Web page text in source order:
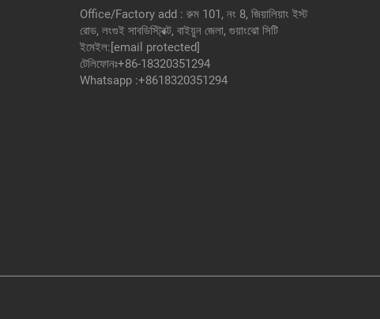
Office/Factory add : রুম 101, নং 8, জিয়ালিয়াং ইস্ট
রোড, লংগুই সাবডিস্ট্রিক্ট, বাইয়ুন জেলা, গুয়াংঝো সিটি
ইমেইল:[email protected]
টেলিফোনঃ+86-18320351294
Whatsapp :+8618320351294